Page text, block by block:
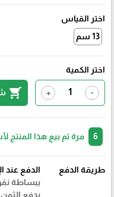
اختر القياس
13 سم
اختر الكمية
-
+
shopping_cart
مرة تم بيع هذا المنتج
طريقة الدفع
الدفع عند
ببساطة
بدفع